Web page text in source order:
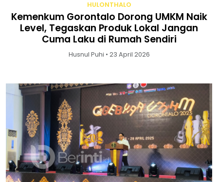
HULONTHALO
Kemenkum Gorontalo Dorong UMKM Naik
Level, Tegaskan Produk Lokal Jangan
Cuma Laku di Rumah Sendiri
Husnul Puhi • 23 April 2026